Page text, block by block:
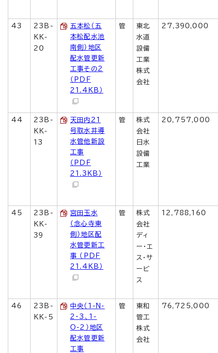
43
23B-
KK-
20
五本松（五
本松配水池
南側）地区
配水管更新
工事その2
（PDF
21.4KB）
管
東北
水道
設備
工業
株式
会社
27,390,000
44
23B-
KK-
13
天田内21
号取水井導
水管他新設
工事
（PDF
21.3KB）
管
株式
会社
日水
設備
工業
20,757,000
45
23B-
KK-
39
宮田玉水
（念心寺東
側）地区配
水管更新工
事 （PDF
21.4KB）
管
株式
会社
ディ
ー・エ
ス・サ
ービ
ス
12,788,160
46
23B-
KK-5
中央（1-N-
2・3、1-
O-2）地区
配水管更新
工事
管
東和
管工
株式
会社
76,725,000